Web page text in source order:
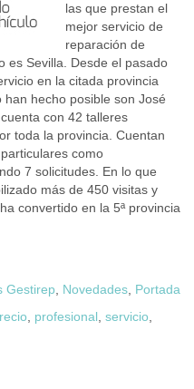
las que prestan el
mejor servicio de
reparación de
es Sevilla. Desde el pasado
en la citada provincia
hecho posible son José
con 42 talleres
toda la provincia. Cuentan
como
7 solicitudes. En lo que
más de 450 visitas y
convertido en la 5ª provincia
Gestirep Novedades Portada
profesional servicio